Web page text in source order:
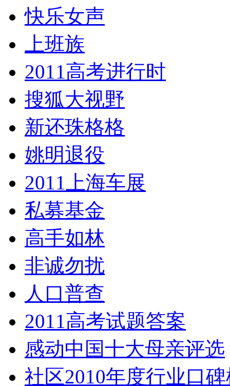
快乐女声
上班族
2011高考进行时
搜狐大视野
新还珠格格
姚明退役
2011上海车展
私募基金
高手如林
非诚勿扰
人口普查
2011高考试题答案
感动中国十大母亲评选
社区2010年度行业口